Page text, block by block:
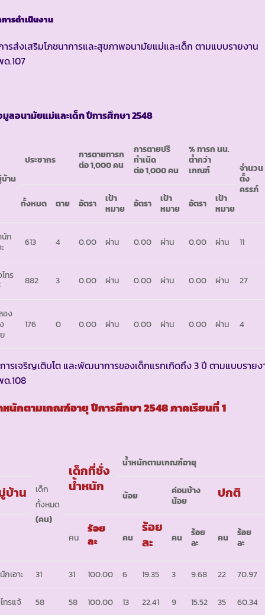
ารดำเนินงาน
ารส่งเสริมโภชนาการและสุขภาพอนามัยแม่และเด็ก ตามแบบรายงาน
.107
ลอนามัยแม่และเด็ก ปีการศึกษา2548
าน
ประชากร
การตายทารก
ต่อ 1,000 คน
การตายปริ
กำเนิด
ต่อ 1,000 คน
% ทารก นน.
ต่ำกว่า
เกณฑ์
จำนวน
ตั้ง
ครรภ์
ทั้งหมด
ตาย อัตรา
เป้า
หมาย
อัตรา
เป้า
หมาย
อัตรา
เป้า
หมาย
ก
613 4 0.00 ผ่าน 0.00 ผ่าน 0.00 ผ่าน 11
ทร
882 3 0.00 ผ่าน 0.00 ผ่าน 0.00 ผ่าน 27
ง
176 0 0.00 ผ่าน 0.00 ผ่าน 0.00 ผ่าน 4
ารเจริญเติบโต และพัฒนาการของเด็กแรกเกิดถึง 3 ปี ตามแบบรายง
.108
หนักตามเกณฑ์อายุ ปีการศึกษา 2548 ภาคเรียนที่ 1
เด็ก
ทั้งหมด
(คน)
เด็กที่ชั่ง
น้ำหนัก
น้ำหนักตามเกณฑ์อายุ
บ้าน น้อย
ค่อนข้าง
น้อย
ปกติ
คน
ร้อย
ละ
คน
ร้อย
ละ
คน
ร้อย
ละ
คน
ร้อย
ละ
กเอาะ 31 31 100.00 6 19.35 3 9.68 22 70.97
ทรแจ้ 58 58 100.00 13 22.41 9 15.52 35 60.34